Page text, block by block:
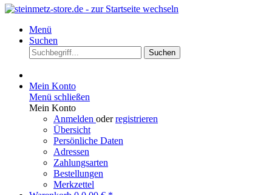
Menü
Suchen
Suchen
Mein Konto
Menü schließen
Mein Konto
Anmelden oderregistrieren
Übersicht
Persönliche Daten
Adressen
Zahlungsarten
Bestellungen
Merkzettel